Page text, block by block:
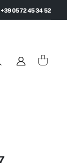
+39 0572 45 34 52